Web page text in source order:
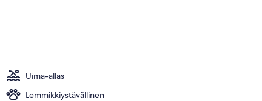
Uima-allas
Lemmikkiystävällinen